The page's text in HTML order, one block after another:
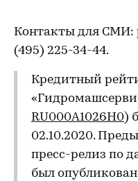
Контакты для СМИ:
(495) 225-34-44.
Кредитный
RU000A1026H0)
02.10.2020.
пресс-релиз по
был опубликован